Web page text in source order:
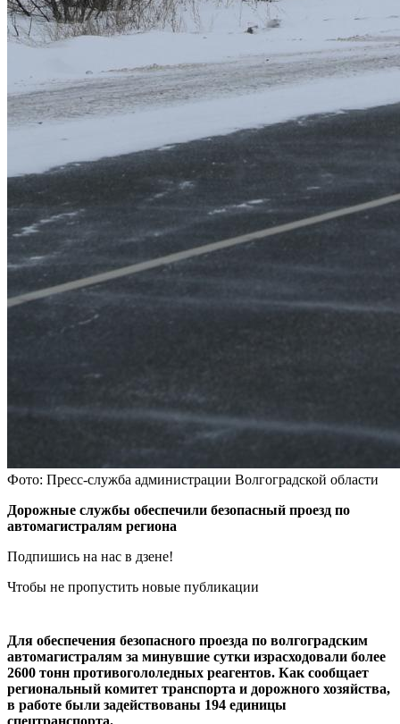
Фото: Пресс-служба администрации Волгоградской области
Дорожные службы обеспечили безопасный проезд по
автомагистралям региона
Подпишись на нас в дзене!
Чтобы не пропустить новые публикации
Для обеспечения безопасного проезда по волгоградским
автомагистралям за минувшие сутки израсходовали более
2600 тонн противогололедных реагентов. Как сообщает
региональный комитет транспорта и дорожного хозяйства,
в работе были задействованы 194 единицы
спецтранспорта.